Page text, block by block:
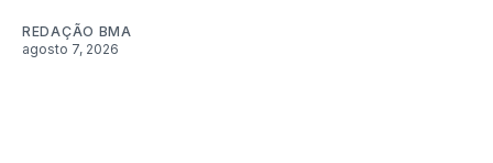
REDAÇÃO BMA
agosto 7, 2026